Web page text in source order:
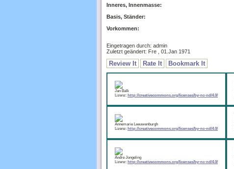
Inneres, Innenmasse:
Basis, Ständer:
Vorkommen:
Eingetragen durch: admin
Zuletzt geändert: Fre , 01.Jan 1971
Review It Rate It Bookmark It
Jan Balk
Lizenz: http://creativecommons.org/licenses/by-nc-nd/4.0/
Annemarie Leeuwenburgh
Lizenz: http://creativecommons.org/licenses/by-nc-nd/4.0/
Andre Jongeling
Lizenz: http://creativecommons.org/licenses/by-nc-nd/4.0/